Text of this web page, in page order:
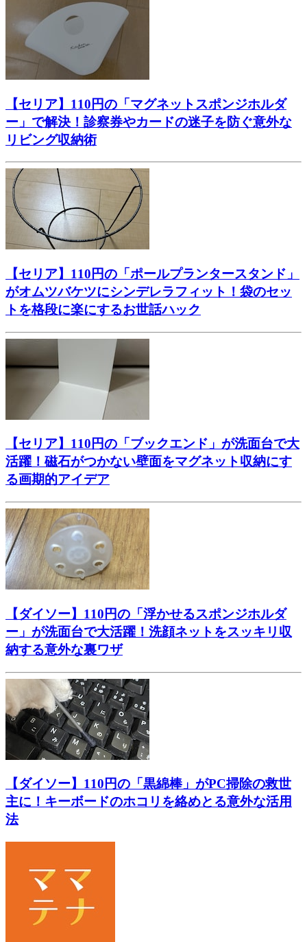
【セリア】110円の「マグネットスポンジホルダ
ー」で解決！診察券やカードの迷子を防ぐ意外な
リビング収納術
【セリア】110円の「ポールプランタースタンド」
がオムツバケツにシンデレラフィット！袋のセッ
トを格段に楽にするお世話ハック
【セリア】110円の「ブックエンド」が洗面台で大
活躍！磁石がつかない壁面をマグネット収納にす
る画期的アイデア
【ダイソー】110円の「浮かせるスポンジホルダ
ー」が洗面台で大活躍！洗顔ネットをスッキリ収
納する意外な裏ワザ
【ダイソー】110円の「黒綿棒」がPC掃除の救世
主に！キーボードのホコリを絡めとる意外な活用
法